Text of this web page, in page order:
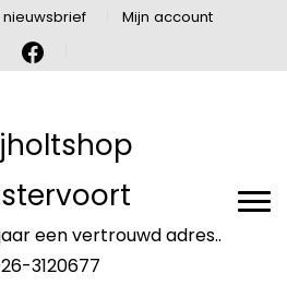
Mijn account
een vertrouwd adres..
3120677